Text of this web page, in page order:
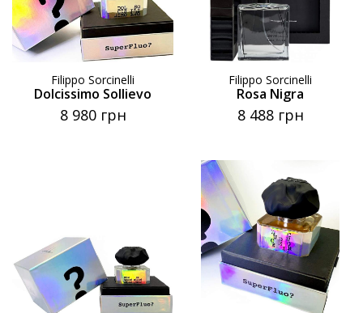
Filippo Sorcinelli
Dolcissimo Sollievo
8 980 грн
Filippo Sorcinelli
Rosa Nigra
8 488 грн